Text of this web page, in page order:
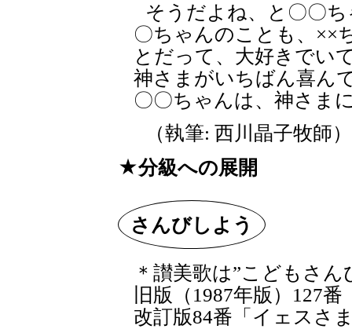
そうだよね、と〇〇
〇ちゃんのことも、
とだって、大好きでい
神さまがいちばん喜ん
〇〇ちゃんは、神さま
（執筆: 西川晶子牧師）
分級への展開
さんびしよう
＊讃美歌は”こどもさ
旧版（1987年版）127
改訂版84番「イェスさ